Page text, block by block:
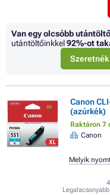
Van egy olcsóbb
utántöltőinkkel92%-ot
Canon
(azúrkék)
Raktáron 7
Canon
Melyik